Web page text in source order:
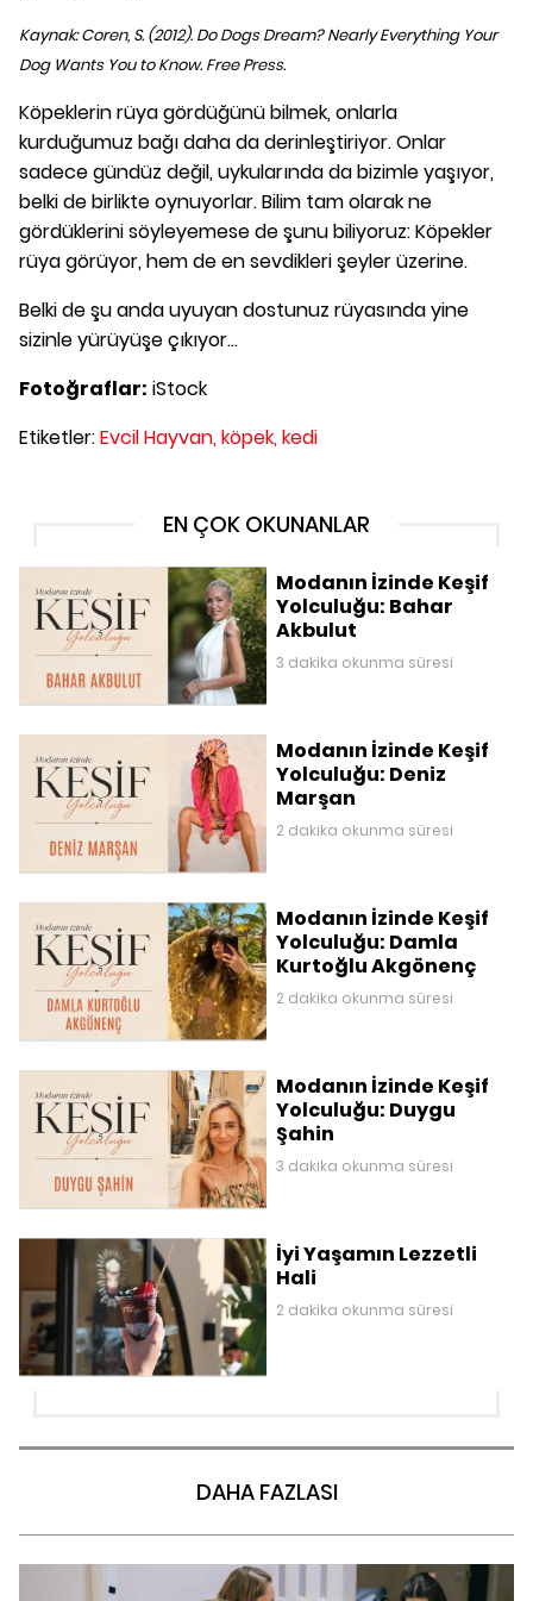
Kaynak: Coren, S. (2012). Do Dogs Dream? Nearly Everything Your
Dog Wants You to Know. Free Press.
Köpeklerin rüya gördüğünü bilmek, onlarla
kurduğumuz bağı daha da derinleştiriyor. Onlar
sadece gündüz değil, uykularında da bizimle yaşıyor,
belki de birlikte oynuyorlar. Bilim tam olarak ne
gördüklerini söyleyemese de şunu biliyoruz: Köpekler
rüya görüyor, hem de en sevdikleri şeyler üzerine.
Belki de şu anda uyuyan dostunuz rüyasında yine
sizinle yürüyüşe çıkıyor...
Fotoğraflar: iStock
Etiketler:Evcil Hayvan,köpek,kedi
EN ÇOK OKUNANLAR
Modanın İzinde Keşif
Yolculuğu: Bahar
Akbulut
3 dakika okunma süresi
Modanın İzinde Keşif
Yolculuğu: Deniz
Marşan
2 dakika okunma süresi
Modanın İzinde Keşif
Yolculuğu: Damla
Kurtoğlu Akgönenç
2 dakika okunma süresi
Modanın İzinde Keşif
Yolculuğu: Duygu
Şahin
3 dakika okunma süresi
İyi Yaşamın Lezzetli
Hali
2 dakika okunma süresi
DAHA FAZLASI